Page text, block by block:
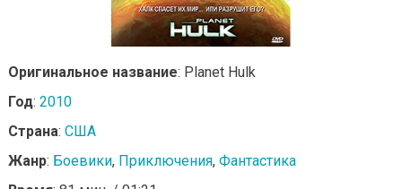
Оригинальное название: Planet Hulk
Год: 2010
Страна: США
Жанр: Боевики, Приключения, Фантастика